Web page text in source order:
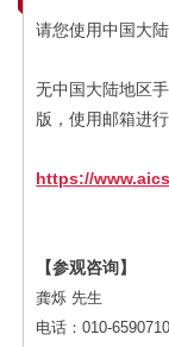
请您使用中国大
无中国大陆地区
版，使用邮箱进行
https://
【参观咨询】
龚烁 先生
电话：010-